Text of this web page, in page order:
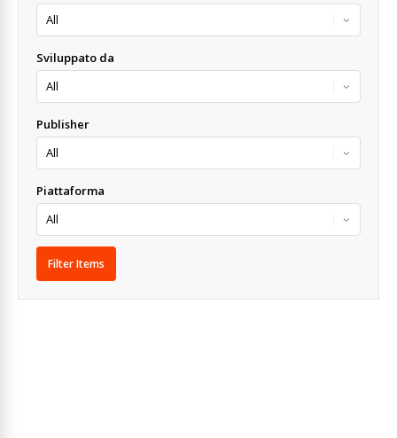
Sviluppato da
Publisher
Piattaforma